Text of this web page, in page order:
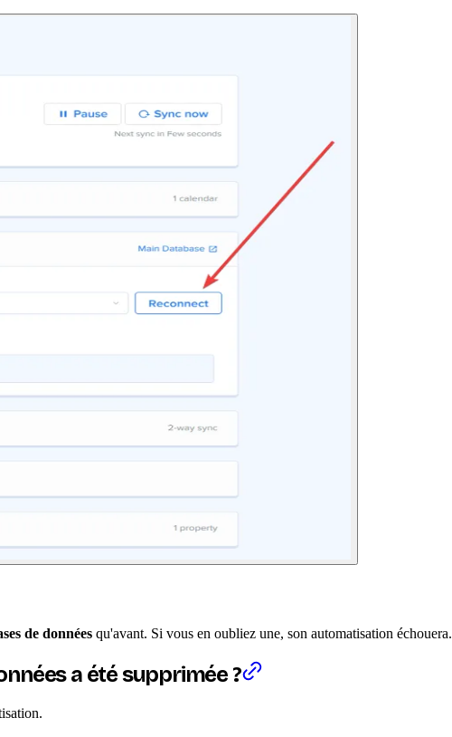
de données qu'avant. Si vous en oubliez une, son automatisation échouera.
a été supprimée ?